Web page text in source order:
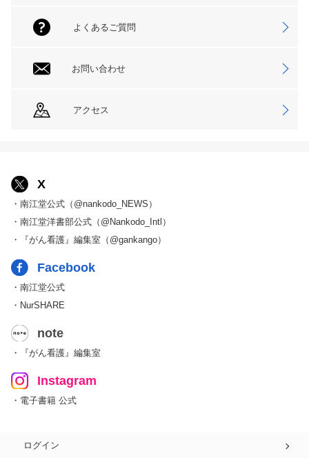
よくあるご質問
お問い合わせ
アクセス
X
・南江堂公式（@nankodo_NEWS）
・南江堂洋書部公式（@Nankodo_Intl）
・『がん看護』編集室（@gankango）
Facebook
・南江堂公式
・NurSHARE
note
・『がん看護』編集室
Instagram
・電子書籍 公式
ログイン